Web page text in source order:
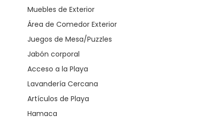
Muebles de Exterior
Área de Comedor Exterior
Juegos de Mesa/Puzzles
Jabón corporal
Acceso a la Playa
Lavandería Cercana
Artículos de Playa
Hamaca